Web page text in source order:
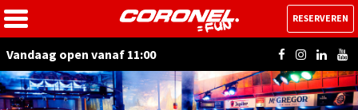
Vandaag open vanaf 11:00
RESERVEREN